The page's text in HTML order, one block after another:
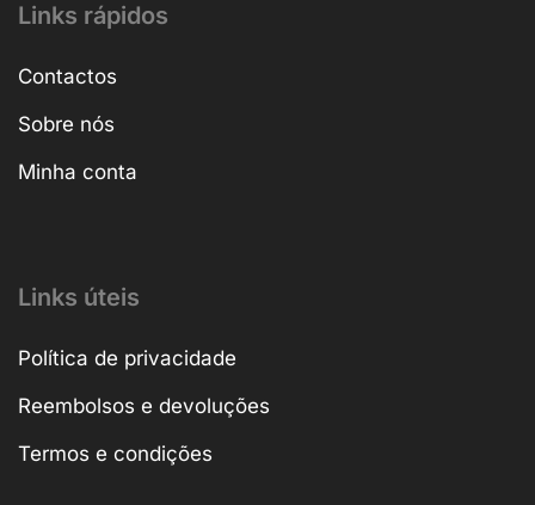
Links rápidos
Contactos
Sobre nós
Minha conta
Links úteis
Política de privacidade
Reembolsos e devoluções
Termos e condições